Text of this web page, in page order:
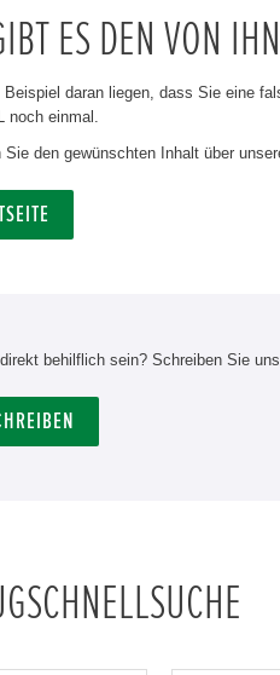
ES DEN VON
daran liegen, dass Sie eine
noch einmal.
den gewünschten Inhalt über
behilflich sein? Schreiben Sie